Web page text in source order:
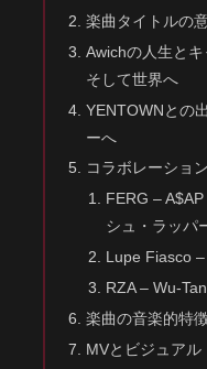
楽曲タイトルの
Awichの人生とキ
そして世界へ
YENTOWNとの
ーへ
コラボレーショ
FERG –
シュ・ラッパ
Lupe Fiasco
RZA – Wu-
楽曲の音楽的特
MVとビジュアル